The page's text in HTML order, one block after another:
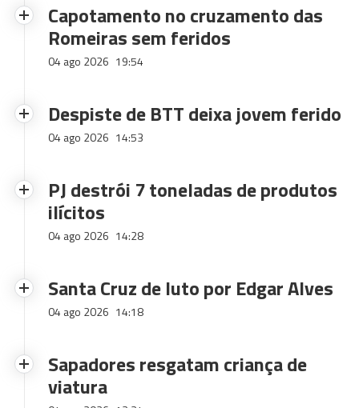
Capotamento no cruzamento das
Romeiras sem feridos
04 ago 2026 19:54
Despiste de BTT deixa jovem ferido
04 ago 2026 14:53
PJ destrói 7 toneladas de produtos
ilícitos
04 ago 2026 14:28
Santa Cruz de luto por Edgar Alves
04 ago 2026 14:18
Sapadores resgatam criança de
viatura